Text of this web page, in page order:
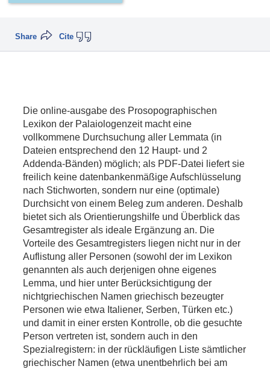
Cite
Share
Die online-ausgabe des Prosopographischen
Lexikon der Palaiologenzeit macht eine
vollkommene Durchsuchung aller Lemmata (in
Dateien entsprechend den 12 Haupt- und 2
Addenda-Bänden) möglich; als PDF-Datei liefert sie
freilich keine datenbankenmäßige Aufschlüsselung
nach Stichworten, sondern nur eine (optimale)
Durchsicht von einem Beleg zum anderen. Deshalb
bietet sich als Orientierungshilfe und Überblick das
Gesamtregister als ideale Ergänzung an. Die
Vorteile des Gesamtregisters liegen nicht nur in der
Auflistung aller Personen (sowohl der im Lexikon
genannten als auch derjenigen ohne eigenes
Lemma, und hier unter Berücksichtigung der
nichtgriechischen Namen griechisch bezeugter
Personen wie etwa Italiener, Serben, Türken etc.)
und damit in einer ersten Kontrolle, ob die gesuchte
Person vertreten ist, sondern auch in den
Spezialregistern: in der rückläufigen Liste sämtlicher
griechischer Namen (etwa unentbehrlich bei am